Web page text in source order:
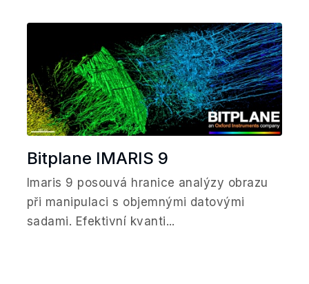
Bitplane IMARIS 9
Imaris 9 posouvá hranice analýzy obrazu
při manipulaci s objemnými datovými
sadami. Efektivní kvanti...